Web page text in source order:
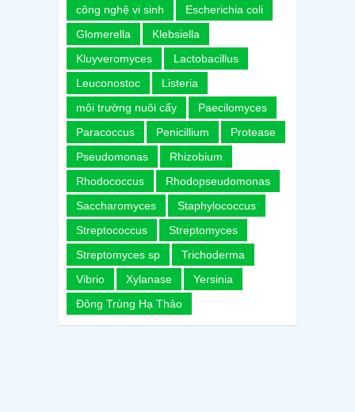
công nghệ vi sinh
Escherichia coli
Glomerella
Klebsiella
Kluyveromyces
Lactobacillus
Leuconostoc
Listeria
môi trường nuôi cấy
Paecilomyces
Paracoccus
Penicillium
Protease
Pseudomonas
Rhizobium
Rhodococcus
Rhodopseudomonas
Saccharomyces
Staphylococcus
Streptococcus
Streptomyces
Streptomyces sp
Trichoderma
Vibrio
Xylanase
Yersinia
Đông Trùng Hạ Thảo